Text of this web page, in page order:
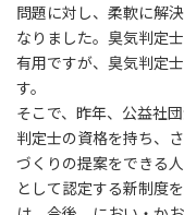
問題に対し、柔軟に解
なりました。臭気判定
有用ですが、臭気判定
す。
そこで、昨年、公益社
判定士の資格を持ち、
づくりの提案をできる
として認定する新制度